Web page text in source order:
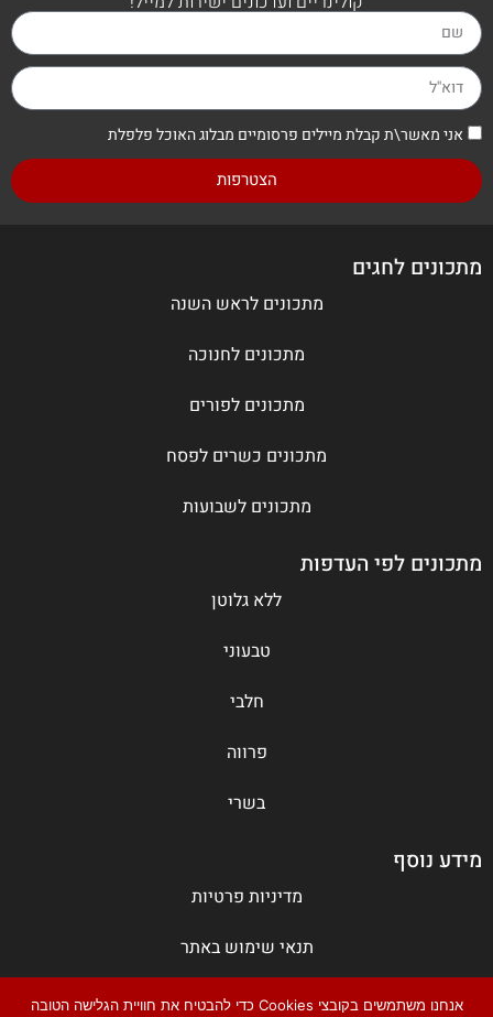
אני מאשר\ת קבלת מיילים פרסומיים מבלוג האוכל פלפלת
הצטרפות
מתכונים לחגים
מתכונים לראש השנה
מתכונים לחנוכה
מתכונים לפורים
מתכונים כשרים לפסח
מתכונים לשבועות
מתכונים לפי העדפות
ללא גלוטן
טבעוני
חלבי
פרווה
בשרי
מידע נוסף
מדיניות פרטיות
תנאי שימוש באתר
צור קשר
אנחנו משתמשים בקובצי Cookies כדי להבטיח את חוויית הגלישה הטובה